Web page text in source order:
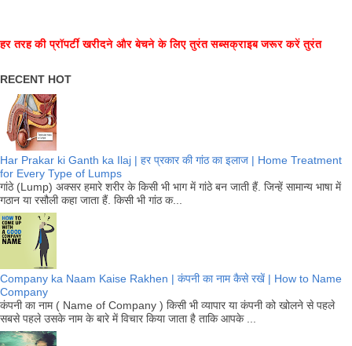
हर तरह की प्रॉपर्टी खरीदने और बेचने के लिए तुरंत सब्सक्राइब जरूर करें तुरंत
RECENT HOT
Har Prakar ki Ganth ka Ilaj | हर प्रकार की गांठ का इलाज | Home Treatment
for Every Type of Lumps
गांठे (Lump) अक्सर हमारे शरीर के किसी भी भाग में गांठे बन जाती हैं. जिन्हें सामान्य भाषा में
गठान या रसौली कहा जाता हैं. किसी भी गांठ क...
Company ka Naam Kaise Rakhen | कंपनी का नाम कैसे रखें | How to Name
Company
कंपनी का नाम ( Name of Company ) किसी भी व्यापार या कंपनी को खोलने से पहले
सबसे पहले उसके नाम के बारे में विचार किया जाता है ताकि आपके ...